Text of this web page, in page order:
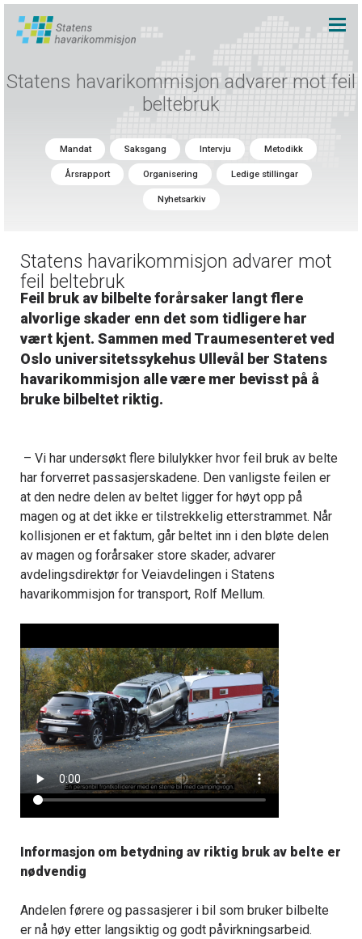
Statens havarikommisjon advarer mot feil
beltebruk
Mandat Saksgang Intervju Metodikk
Årsrapport Organisering Ledige stillingar
Nyhetsarkiv
Statens havarikommisjon advarer mot
feil beltebruk
Feil bruk av bilbelte forårsaker langt flere
alvorlige skader enn det som tidligere har
vært kjent. Sammen med Traumesenteret ved
Oslo universitetssykehus Ullevål ber Statens
havarikommisjon alle være mer bevisst på å
bruke bilbeltet riktig.
– Vi har undersøkt flere bilulykker hvor feil bruk av belte
har forverret passasjerskadene. Den vanligste feilen er
at den nedre delen av beltet ligger for høyt opp på
magen og at det ikke er tilstrekkelig etterstrammet. Når
kollisjonen er et faktum, går beltet inn i den bløte delen
av magen og forårsaker store skader, advarer
avdelingsdirektør for Veiavdelingen i Statens
havarikommisjon for transport, Rolf Mellum.
Informasjon om betydning av riktig bruk av belte er
nødvendig
Andelen førere og passasjerer i bil som bruker bilbelte
er nå høy etter langsiktig og godt påvirkningsarbeid.